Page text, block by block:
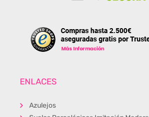
ENLACES
Azulejos